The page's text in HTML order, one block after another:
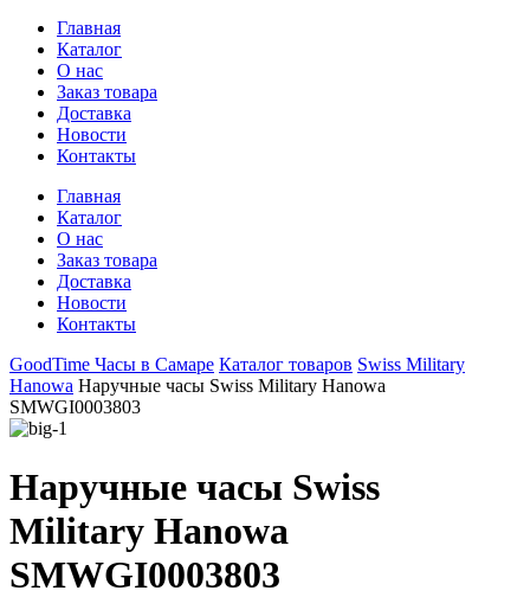
Главная
Каталог
О нас
Заказ товара
Доставка
Новости
Контакты
Главная
Каталог
О нас
Заказ товара
Доставка
Новости
Контакты
GoodTime Часы в Самаре Каталог товаров Swiss Military
Hanowa Наручные часы Swiss Military Hanowa
SMWGI0003803
Наручные часы Swiss
Military Hanowa
SMWGI0003803